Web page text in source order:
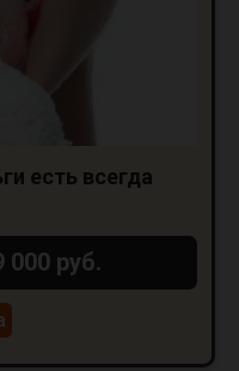
есть всегда
000 руб.